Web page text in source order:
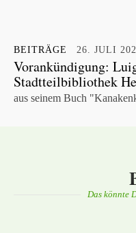
BEITRÄGE 26. JULI
Vorankündigung:
Stadtteilbibliothek
aus seinem Buch
Das könnte